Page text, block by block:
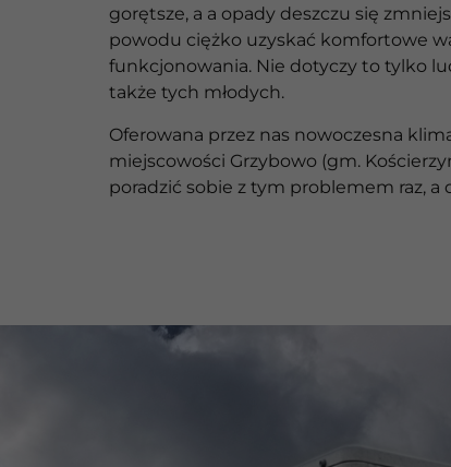
gorętsze, a a opady deszczu się
powodu ciężko uzyskać komfortowe
funkcjonowania. Nie dotyczy to tylko
także tych młodych.
Oferowana przez nas nowoczesna
miejscowości Grzybowo (gm.
poradzić sobie z tym problemem raz, a